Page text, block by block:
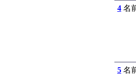
4名
5名